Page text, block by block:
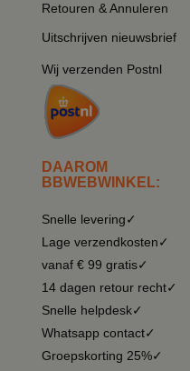
Retouren & Annuleren
Uitschrijven nieuwsbrief
Wij verzenden Postnl
DAAROM
BBWEBWINKEL:
Snelle levering✓
Lage verzendkosten✓
vanaf € 99 gratis✓
14 dagen retour recht✓
Snelle helpdesk✓
Whatsapp contact✓
Groepskorting 25%✓